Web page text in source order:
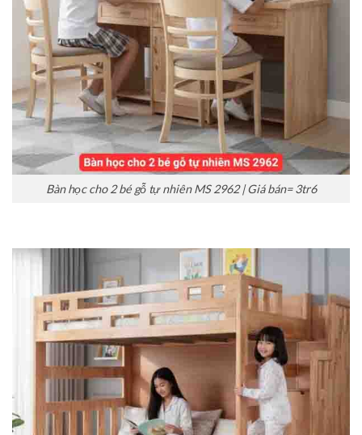
Bàn học cho 2 bé gỗ tự nhiên MS 2962 | Giá bán= 3tr6